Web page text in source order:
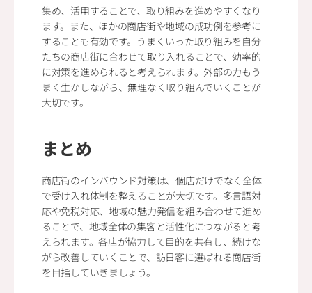
集め、活用することで、取り組みを進めやすくなり
ます。また、ほかの商店街や地域の成功例を参考に
することも有効です。うまくいった取り組みを自分
たちの商店街に合わせて取り入れることで、効率的
に対策を進められると考えられます。外部の力もう
まく生かしながら、無理なく取り組んでいくことが
大切です。
まとめ
商店街のインバウンド対策は、個店だけでなく全体
で受け入れ体制を整えることが大切です。多言語対
応や免税対応、地域の魅力発信を組み合わせて進め
ることで、地域全体の集客と活性化につながると考
えられます。各店が協力して目的を共有し、続けな
がら改善していくことで、訪日客に選ばれる商店街
を目指していきましょう。